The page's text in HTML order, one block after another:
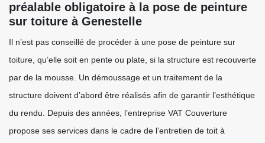
préalable obligatoire à la pose de peinture
sur toiture à Genestelle
Il n’est pas conseillé de procéder à une pose de peinture sur
toiture, qu’elle soit en pente ou plate, si la structure est recouverte
par de la mousse. Un démoussage et un traitement de la
structure doivent d’abord être réalisés afin de garantir l’esthétique
du rendu. Depuis des années, l’entreprise VAT Couverture
propose ses services dans le cadre de l’entretien de toit à